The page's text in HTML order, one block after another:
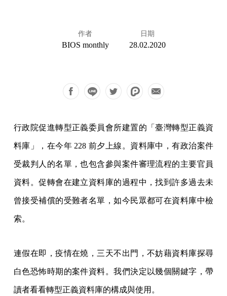
作者
BIOS monthly
日期
28.02.2020
行政院促進轉型正義委員會所建置的「臺灣轉型正義資
料庫」，在今年 228 前夕上線。資料庫中，有政治案件
受裁判人的名單，也包含參與案件審理流程的主要官員
資料。促轉會在建立資料庫的過程中，找到許多過去未
曾接受補償的受難者名單，如今民眾都可在資料庫中檢
索。
連假在即，疫情在燒，三天不出門，不妨藉資料庫探尋
白色恐怖時期的案件資料。我們決定以幾個關鍵字，帶
讀者看看轉型正義資料庫的構成與使用。